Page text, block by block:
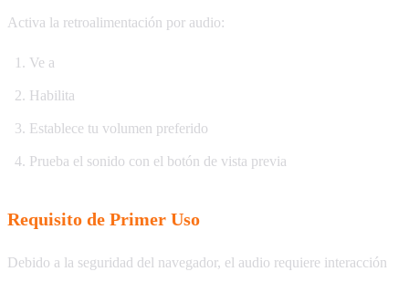
Activa la retroalimentación por audio:
Ve a
Habilita
Establece tu volumen preferido
Prueba el sonido con el botón de vista previa
Requisito de Primer Uso
Debido a la seguridad del navegador, el audio requiere interacción